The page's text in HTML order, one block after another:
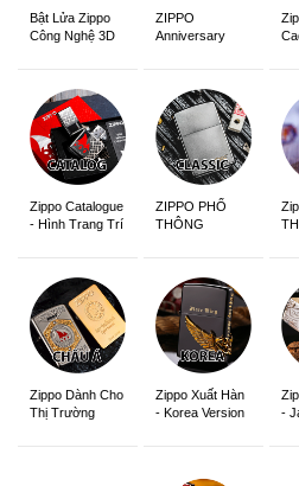
Bật Lửa Zippo
Công Nghệ 3D
ZIPPO
Anniversary
Zippo Catalogue
- Hình Trang Trí
ZIPPO PHỔ
THÔNG
Zippo Dành Cho
Thị Trường
Zippo Xuất Hàn
- Korea Version
-